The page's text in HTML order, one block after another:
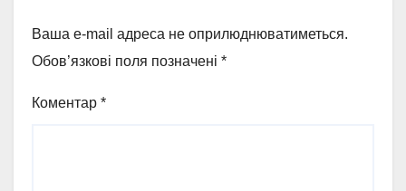
Ваша e-mail адреса не оприлюднюватиметься.
Обов’язкові поля позначені *
Коментар *